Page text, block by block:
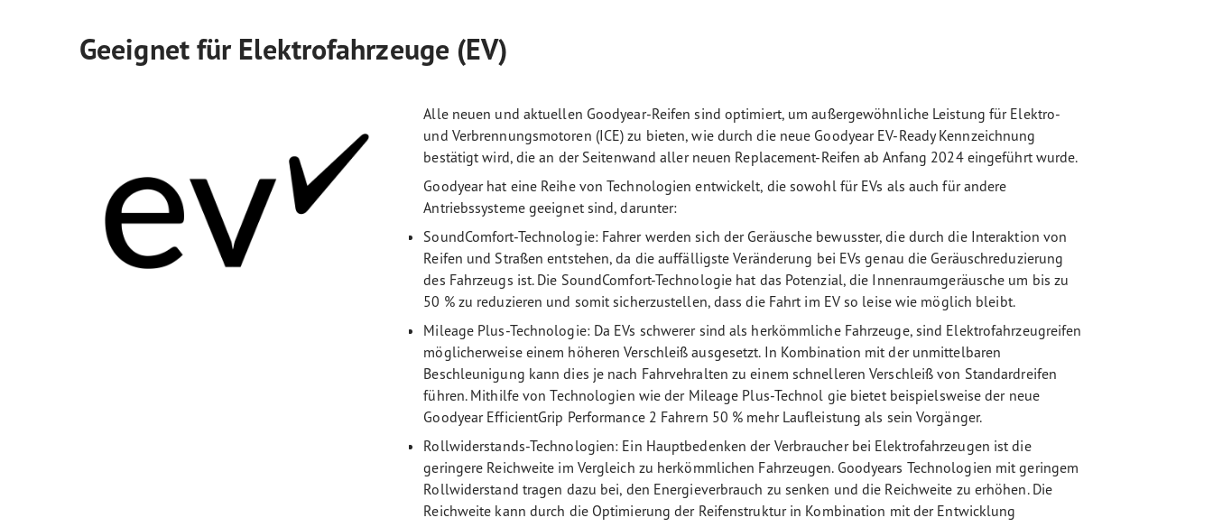
Geeignet für Elektrofahrzeuge (EV)
Alle neuen und aktuellen Goodyear-Reifen sind optimiert, um außergewöhnliche Leistung für Elektro-
und Verbrennungsmotoren (ICE) zu bieten, wie durch die neue Goodyear EV-Ready Kennzeichnung
bestätigt wird, die an der Seitenwand aller neuen Replacement-Reifen ab Anfang 2024 eingeführt wurde.
Goodyear hat eine Reihe von Technologien entwickelt, die sowohl für EVs als auch für andere
Antriebssysteme geeignet sind, darunter:
SoundComfort-Technologie: Fahrer werden sich der Geräusche bewusster, die durch die Interaktion von
Reifen und Straßen entstehen, da die auffälligste Veränderung bei EVs genau die Geräuschreduzierung
des Fahrzeugs ist. Die SoundComfort-Technologie hat das Potenzial, die Innenraumgeräusche um bis zu
50 % zu reduzieren und somit sicherzustellen, dass die Fahrt im EV so leise wie möglich bleibt.
Mileage Plus-Technologie: Da EVs schwerer sind als herkömmliche Fahrzeuge, sind Elektrofahrzeugreifen
möglicherweise einem höheren Verschleiß ausgesetzt. In Kombination mit der unmittelbaren
Beschleunigung kann dies je nach Fahrvehralten zu einem schnelleren Verschleiß von Standardreifen
führen. Mithilfe von Technologien wie der Mileage Plus-Technol gie bietet beispielsweise der neue
Goodyear EfficientGrip Performance 2 Fahrern 50 % mehr Laufleistung als sein Vorgänger.
Rollwiderstands-Technologien: Ein Hauptbedenken der Verbraucher bei Elektrofahrzeugen ist die
geringere Reichweite im Vergleich zu herkömmlichen Fahrzeugen. Goodyears Technologien mit geringem
Rollwiderstand tragen dazu bei, den Energieverbrauch zu senken und die Reichweite zu erhöhen. Die
Reichweite kann durch die Optimierung der Reifenstruktur in Kombination mit der Entwicklung